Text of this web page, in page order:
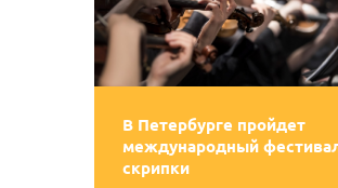
В Петербурге пройдет
международный
скрипки